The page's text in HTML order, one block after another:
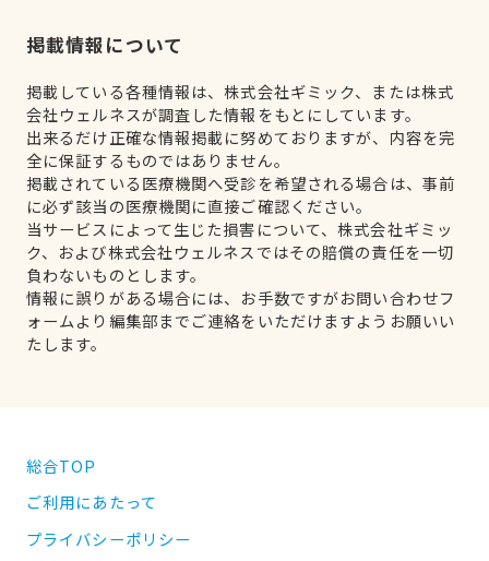
掲載情報について
掲載している各種情報は、株式会社ギミック、または株式
会社ウェルネスが調査した情報をもとにしています。
出来るだけ正確な情報掲載に努めておりますが、内容を完
全に保証するものではありません。
掲載されている医療機関へ受診を希望される場合は、事前
に必ず該当の医療機関に直接ご確認ください。
当サービスによって生じた損害について、株式会社ギミッ
ク、および株式会社ウェルネスではその賠償の責任を一切
負わないものとします。
情報に誤りがある場合には、お手数ですがお問い合わせフ
ォームより編集部までご連絡をいただけますようお願いい
たします。
総合TOP
ご利用にあたって
プライバシーポリシー